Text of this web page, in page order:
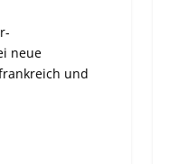
neue
und